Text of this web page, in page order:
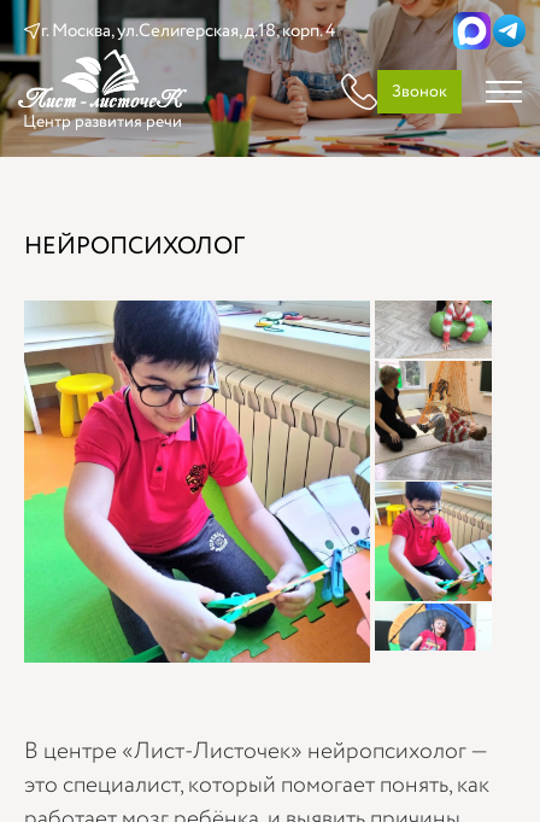
г. Москва, ул.Селигерская, д.18, корп. 4
Центр развития речи
Звонок
НЕЙРОПСИХОЛОГ
В центре «Лист-Листочек» нейропсихолог —
это специалист, который помогает понять, как